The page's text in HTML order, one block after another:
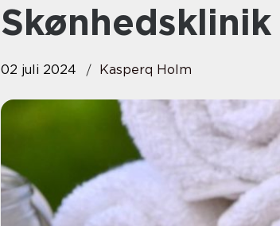
02 juli 2024 Kasperq Holm